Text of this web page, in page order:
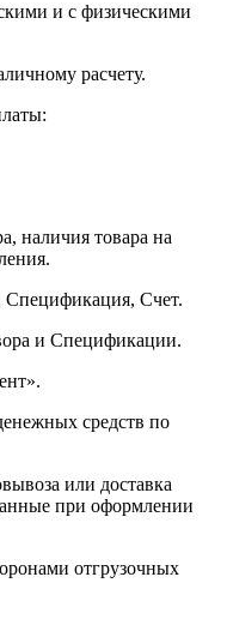
и с физическими
расчету.
наличия товара на
Спецификация, Счет.
и Спецификации.
средств по
или доставка
при оформлении
отгрузочных